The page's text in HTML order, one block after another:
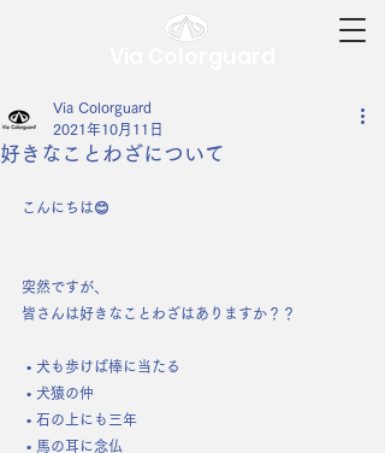
好きなことわざについて
Via Colorguard
2021年10月11日
こんにちは😊
突然ですが、
皆さんは好きなことわざはありますか？？
• 犬も歩けば棒に当たる
• 犬猿の仲
• 石の上にも三年
• 馬の耳に念仏